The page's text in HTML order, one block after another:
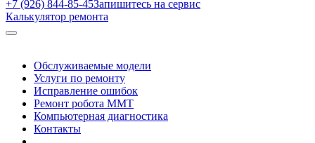
+7 (926) 844-85-45Запишитесь на сервис
Калькулятор ремонта
Обслуживаемые модели
Услуги по ремонту
Исправление ошибок
Ремонт робота MMT
Компьютерная диагностика
Контакты